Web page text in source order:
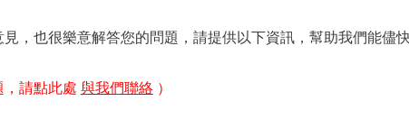
，也很樂意解答您的問題，請提供以下資訊，幫助我們能儘
，請點此處 與我們聯絡 ）